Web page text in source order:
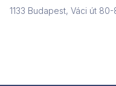
1133 Budapest, Váci út 80-